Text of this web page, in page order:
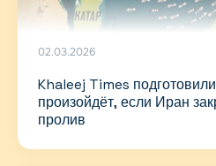
02.03.2026
Khaleej Times
произойдёт, если Иран
пролив